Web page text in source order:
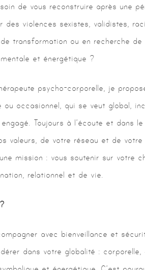
de vous reconstruire après une
des violences sexistes, validistes,
transformation ou en recherche de
et énergétique ?
psycho-corporelle, je
ou occasionnel, qui se veut global,
Toujours à l’écoute et dans
valeurs, de votre réseau et de
mission : vous soutenir sur votre
relationnel et de vie.
avec bienveillance et
dans votre globalité : corporelle,